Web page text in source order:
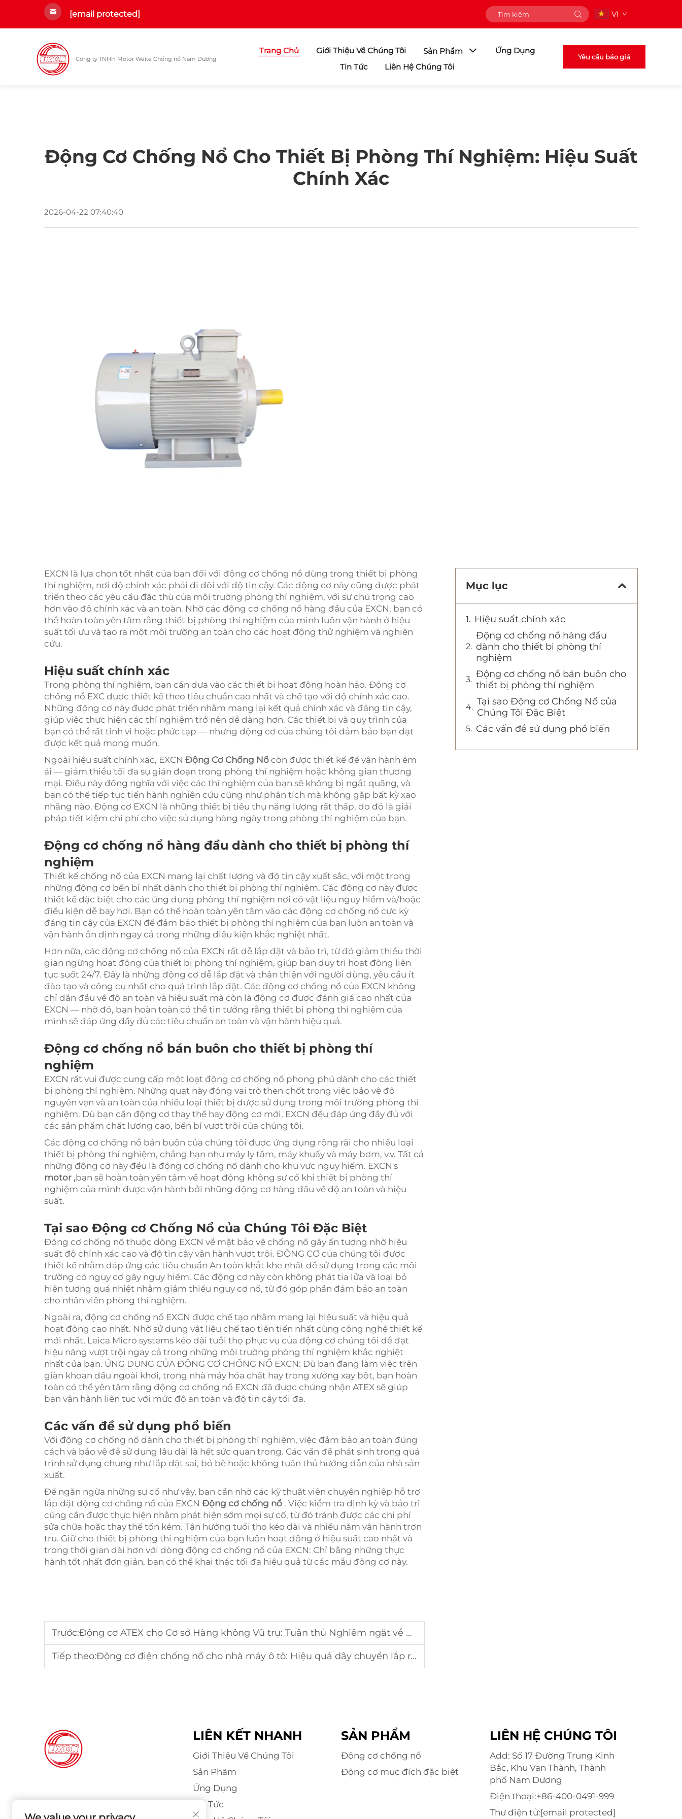
[email protected] VI
Công ty TNHH Motor Weite Chống nổ Nam Dương
Trang Chủ Giới Thiệu Về Chúng Tôi Sản Phẩm
Ứng Dụng
Tin Tức
Liên Hệ Chúng Tôi
Yêu cầu báo giá
Động Cơ Chống Nổ Cho Thiết Bị Phòng Thí Nghiệm: Hiệu Suất
Chính Xác
2026-04-22 07:40:40
EXCN là lựa chọn tốt nhất của bạn đối với động cơ chống nổ dùng trong thiết bị phòng
thí nghiệm, nơi độ chính xác phải đi đôi với độ tin cậy. Các động cơ này cũng được phát
triển theo các yêu cầu đặc thù của môi trường phòng thí nghiệm, với sự chú trọng cao
hơn vào độ chính xác và an toàn. Nhờ các động cơ chống nổ hàng đầu của EXCN, bạn có
thể hoàn toàn yên tâm rằng thiết bị phòng thí nghiệm của mình luôn vận hành ở hiệu
suất tối ưu và tạo ra một môi trường an toàn cho các hoạt động thử nghiệm và nghiên
cứu.
Hiệu suất chính xác
Trong phòng thí nghiệm, bạn cần dựa vào các thiết bị hoạt động hoàn hảo. Động cơ
chống nổ EXC được thiết kế theo tiêu chuẩn cao nhất và chế tạo với độ chính xác cao.
Những động cơ này được phát triển nhằm mang lại kết quả chính xác và đáng tin cậy,
giúp việc thực hiện các thí nghiệm trở nên dễ dàng hơn. Các thiết bị và quy trình của
bạn có thể rất tinh vi hoặc phức tạp — nhưng động cơ của chúng tôi đảm bảo bạn đạt
được kết quả mong muốn.
Ngoài hiệu suất chính xác, EXCN Động Cơ Chống Nổ còn được thiết kế để vận hành êm
ái — giảm thiểu tối đa sự gián đoạn trong phòng thí nghiệm hoặc không gian thương
mại. Điều này đồng nghĩa với việc các thí nghiệm của bạn sẽ không bị ngắt quãng, và
bạn có thể tiếp tục tiến hành nghiên cứu cũng như phân tích mà không gặp bất kỳ xao
nhãng nào. Động cơ EXCN là những thiết bị tiêu thụ năng lượng rất thấp, do đó là giải
pháp tiết kiệm chi phí cho việc sử dụng hàng ngày trong phòng thí nghiệm của bạn.
Động cơ chống nổ hàng đầu dành cho thiết bị phòng thí
nghiệm
Thiết kế chống nổ của EXCN mang lại chất lượng và độ tin cậy xuất sắc, với một trong
những động cơ bền bỉ nhất dành cho thiết bị phòng thí nghiệm. Các động cơ này được
thiết kế đặc biệt cho các ứng dụng phòng thí nghiệm nơi có vật liệu nguy hiểm và/hoặc
điều kiện dễ bay hơi. Bạn có thể hoàn toàn yên tâm vào các động cơ chống nổ cực kỳ
đáng tin cậy của EXCN để đảm bảo thiết bị phòng thí nghiệm của bạn luôn an toàn và
vận hành ổn định ngay cả trong những điều kiện khắc nghiệt nhất.
Hơn nữa, các động cơ chống nổ của EXCN rất dễ lắp đặt và bảo trì, từ đó giảm thiểu thời
gian ngừng hoạt động của thiết bị phòng thí nghiệm, giúp bạn duy trì hoạt động liên
tục suốt 24/7. Đây là những động cơ dễ lắp đặt và thân thiện với người dùng, yêu cầu ít
đào tạo và công cụ nhất cho quá trình lắp đặt. Các động cơ chống nổ của EXCN không
chỉ dẫn đầu về độ an toàn và hiệu suất mà còn là động cơ được đánh giá cao nhất của
EXCN — nhờ đó, bạn hoàn toàn có thể tin tưởng rằng thiết bị phòng thí nghiệm của
mình sẽ đáp ứng đầy đủ các tiêu chuẩn an toàn và vận hành hiệu quả.
Động cơ chống nổ bán buôn cho thiết bị phòng thí
nghiệm
EXCN rất vui được cung cấp một loạt động cơ chống nổ phong phú dành cho các thiết
bị phòng thí nghiệm. Những quạt này đóng vai trò then chốt trong việc bảo vệ độ
nguyên vẹn và an toàn của nhiều loại thiết bị được sử dụng trong môi trường phòng thí
nghiệm. Dù bạn cần động cơ thay thế hay động cơ mới, EXCN đều đáp ứng đầy đủ với
các sản phẩm chất lượng cao, bền bỉ vượt trội của chúng tôi.
Các động cơ chống nổ bán buôn của chúng tôi được ứng dụng rộng rãi cho nhiều loại
thiết bị phòng thí nghiệm, chẳng hạn như máy ly tâm, máy khuấy và máy bơm, v.v. Tất cả
những động cơ này đều là động cơ chống nổ dành cho khu vực nguy hiểm. EXCN's
motor ,bạn sẽ hoàn toàn yên tâm về hoạt động không sự cố khi thiết bị phòng thí
nghiệm của mình được vận hành bởi những động cơ hàng đầu về độ an toàn và hiệu
suất.
Tại sao Động cơ Chống Nổ của Chúng Tôi Đặc Biệt
Động cơ chống nổ thuộc dòng EXCN về mặt bảo vệ chống nổ gây ấn tượng nhờ hiệu
suất độ chính xác cao và độ tin cậy vận hành vượt trội. ĐỘNG CƠ của chúng tôi được
thiết kế nhằm đáp ứng các tiêu chuẩn An toàn khắt khe nhất để sử dụng trong các môi
trường có nguy cơ gây nguy hiểm. Các động cơ này còn không phát tia lửa và loại bỏ
hiện tượng quá nhiệt nhằm giảm thiểu nguy cơ nổ, từ đó góp phần đảm bảo an toàn
cho nhân viên phòng thí nghiệm.
Ngoài ra, động cơ chống nổ EXCN được chế tạo nhằm mang lại hiệu suất và hiệu quả
hoạt động cao nhất. Nhờ sử dụng vật liệu chế tạo tiên tiến nhất cùng công nghệ thiết kế
mới nhất, Leica Micro systems kéo dài tuổi thọ phục vụ của động cơ chúng tôi để đạt
hiệu năng vượt trội ngay cả trong những môi trường phòng thí nghiệm khắc nghiệt
nhất của bạn. ỨNG DỤNG CỦA ĐỘNG CƠ CHỐNG NỔ EXCN: Dù bạn đang làm việc trên
giàn khoan dầu ngoài khơi, trong nhà máy hóa chất hay trong xưởng xay bột, bạn hoàn
toàn có thể yên tâm rằng động cơ chống nổ EXCN đã được chứng nhận ATEX sẽ giúp
bạn vận hành liên tục với mức độ an toàn và độ tin cậy tối đa.
Các vấn đề sử dụng phổ biến
Với động cơ chống nổ dành cho thiết bị phòng thí nghiệm, việc đảm bảo an toàn đúng
cách và bảo vệ để sử dụng lâu dài là hết sức quan trọng. Các vấn đề phát sinh trong quá
trình sử dụng chung như lắp đặt sai, bỏ bê hoặc không tuân thủ hướng dẫn của nhà sản
xuất.
Để ngăn ngừa những sự cố như vậy, bạn cần nhờ các kỹ thuật viên chuyên nghiệp hỗ trợ
lắp đặt động cơ chống nổ của EXCN Động cơ chống nổ . Việc kiểm tra định kỳ và bảo trì
cũng cần được thực hiện nhằm phát hiện sớm mọi sự cố, từ đó tránh được các chi phí
sửa chữa hoặc thay thế tốn kém. Tận hưởng tuổi thọ kéo dài và nhiều năm vận hành trơn
tru. Giữ cho thiết bị phòng thí nghiệm của bạn luôn hoạt động ở hiệu suất cao nhất và
trong thời gian dài hơn với dòng động cơ chống nổ của EXCN: Chỉ bằng những thực
hành tốt nhất đơn giản, bạn có thể khai thác tối đa hiệu quả từ các mẫu động cơ này.
Trước:Động cơ ATEX cho Cơ sở Hàng không Vũ trụ: Tuân thủ Nghiêm ngặt về An toàn
Tiếp theo:Động cơ điện chống nổ cho nhà máy ô tô: Hiệu quả dây chuyền lắp ráp
Mục lục
Hiệu suất chính xác
Động cơ chống nổ hàng đầu
dành cho thiết bị phòng thí
nghiệm
Động cơ chống nổ bán buôn cho
thiết bị phòng thí nghiệm
Tại sao Động cơ Chống Nổ của
Chúng Tôi Đặc Biệt
Các vấn đề sử dụng phổ biến
LIÊN KẾT NHANH
Giới Thiệu Về Chúng Tôi
Sản Phẩm
Ứng Dụng
Tin Tức
SẢN PHẨM
Động cơ chống nổ
Động cơ mục đích đặc biệt
LIÊN HỆ CHÚNG TÔI
Add: Số 17 Đường Trung Kinh
Bắc, Khu Vạn Thành, Thành
phố Nam Dương
Điện thoại:+86-400-0491-999
Thư điện tử:[email protected]